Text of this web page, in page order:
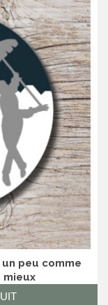
peu comme
mieux